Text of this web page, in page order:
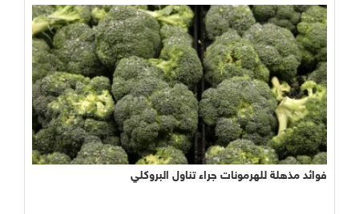
فوائد مذهلة للهرمونات جراء تناول البروكلي